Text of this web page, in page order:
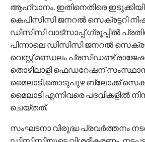
ആഹ്വാനം. ഇതിനെതിരെ
കെപിസിസി ജനറൽ സെക്രട്ടറി
ഡിസിസി വാട്സാപ്പ് ഗ്രൂപ്പിൽ
പിന്നാലെ ഡിസിസി ജനറൽ
വെസ്റ്റ് മണ്ഡലം പ്രസിഡണ്ട്
തൊഴിലാളി ഫെഡറേഷന്
മൈലാടി,തൊടുപുഴ ബ്ലോക്ക്
മൈലാടി എന്നിവരെ പദവികളിൽ
ചെയ്തത്.
സംഘടനാ വിരുദ്ധ പ്രവർത്തനം